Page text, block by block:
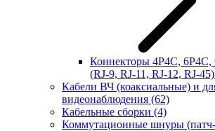
Коннекторы 4P4C, 6P4C,
(RJ-9, RJ-11, RJ-12, RJ-45)
Кабели ВЧ (коаксиальные) и
видеонаблюдения (62)
Кабельные сборки (4)
Коммутационные шнуры